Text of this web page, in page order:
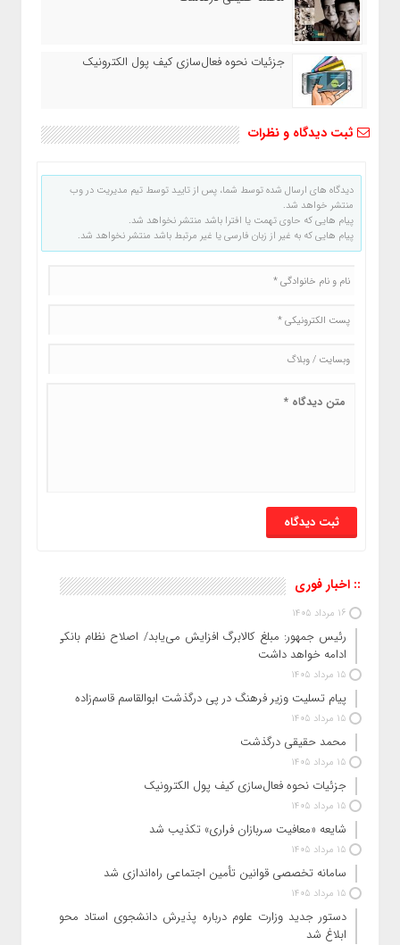
جزئیات نحوه فعال‌سازی کیف پول الکترونیک
ثبت دیدگاه و نظرات
دیدگاه های ارسال شده توسط شما، پس از تایید توسط تیم مدیریت در وب
منتشر خواهد شد.
پیام هایی که حاوی تهمت یا افترا باشد منتشر نخواهد شد.
پیام هایی که به غیر از زبان فارسی یا غیر مرتبط باشد منتشر نخواهد شد.
:: اخبار فوری
16 مرداد 1405
رئیس‌ جمهور: مبلغ کالابرگ افزایش می‌یابد/ اصلاح نظام بانکی
ادامه خواهد داشت
15 مرداد 1405
پیام تسلیت وزیر فرهنگ در پی درگذشت ابوالقاسم قاسم‌زاده
15 مرداد 1405
محمد حقیقی درگذشت
15 مرداد 1405
جزئیات نحوه فعال‌سازی کیف پول الکترونیک
15 مرداد 1405
شایعه «معافیت سربازان فراری» تکذیب شد
15 مرداد 1405
سامانه تخصصی قوانین تأمین اجتماعی راه‌اندازی شد
15 مرداد 1405
دستور جدید وزارت علوم درباره پذیرش دانشجوی استاد محور
ابلاغ شد